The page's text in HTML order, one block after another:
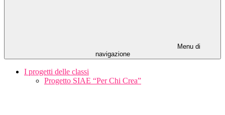
Menu di
navigazione
I progetti delle classi
Progetto SIAE “Per Chi Crea”